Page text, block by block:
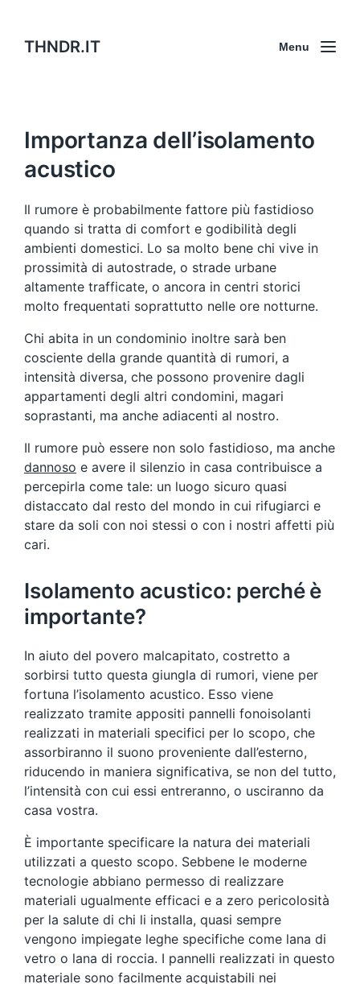
THNDR.IT Menu
Importanza dell’isolamento
acustico
Il rumore è probabilmente fattore più fastidioso
quando si tratta di comfort e godibilità degli
ambienti domestici. Lo sa molto bene chi vive in
prossimità di autostrade, o strade urbane
altamente trafficate, o ancora in centri storici
molto frequentati soprattutto nelle ore notturne.
Chi abita in un condominio inoltre sarà ben
cosciente della grande quantità di rumori, a
intensità diversa, che possono provenire dagli
appartamenti degli altri condomini, magari
soprastanti, ma anche adiacenti al nostro.
Il rumore può essere non solo fastidioso, ma anche
dannoso e avere il silenzio in casa contribuisce a
percepirla come tale: un luogo sicuro quasi
distaccato dal resto del mondo in cui rifugiarci e
stare da soli con noi stessi o con i nostri affetti più
cari.
Isolamento acustico: perché è
importante?
In aiuto del povero malcapitato, costretto a
sorbirsi tutto questa giungla di rumori, viene per
fortuna l’isolamento acustico. Esso viene
realizzato tramite appositi pannelli fonoisolanti
realizzati in materiali specifici per lo scopo, che
assorbiranno il suono proveniente dall’esterno,
riducendo in maniera significativa, se non del tutto,
l’intensità con cui essi entreranno, o usciranno da
casa vostra.
È importante specificare la natura dei materiali
utilizzati a questo scopo. Sebbene le moderne
tecnologie abbiano permesso di realizzare
materiali ugualmente efficaci e a zero pericolosità
per la salute di chi li installa, quasi sempre
vengono impiegate leghe specifiche come lana di
vetro o lana di roccia. I pannelli realizzati in questo
materiale sono facilmente acquistabili nei